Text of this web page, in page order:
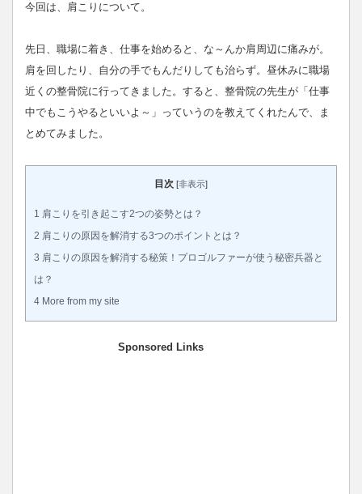
今回は、肩こりについて。
先日、職場に着き、仕事を始めると、な～んか肩周辺に痛みが。
肩を回したり、自分の手でもんだりしても治らず。昼休みに職場
近くの整骨院に行ってきました。すると、整骨院の先生が「仕事
中でもこうやるといいよ～」っていうのを教えてくれたんで、ま
とめてみました。
目次 [非表示]
1 肩こりを引き起こす2つの姿勢とは？
2 肩こりの原因を解消する3つのポイントとは？
3 肩こりの原因を解消する秘策！プロゴルファーが使う秘密兵器と
は？
4 More from my site
Sponsored Links